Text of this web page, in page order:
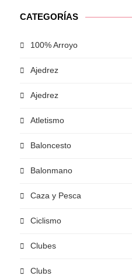
CATEGORÍAS
100% Arroyo
Ajedrez
Ajedrez
Atletismo
Baloncesto
Balonmano
Caza y Pesca
Ciclismo
Clubes
Clubs